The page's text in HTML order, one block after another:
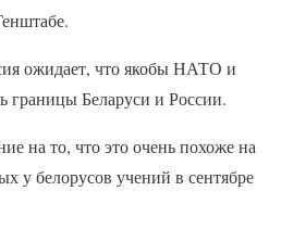
ожидает, что якобы НАТО и
границы Беларуси и России.
на то, что это очень похоже на
у белорусов учений в сентябре